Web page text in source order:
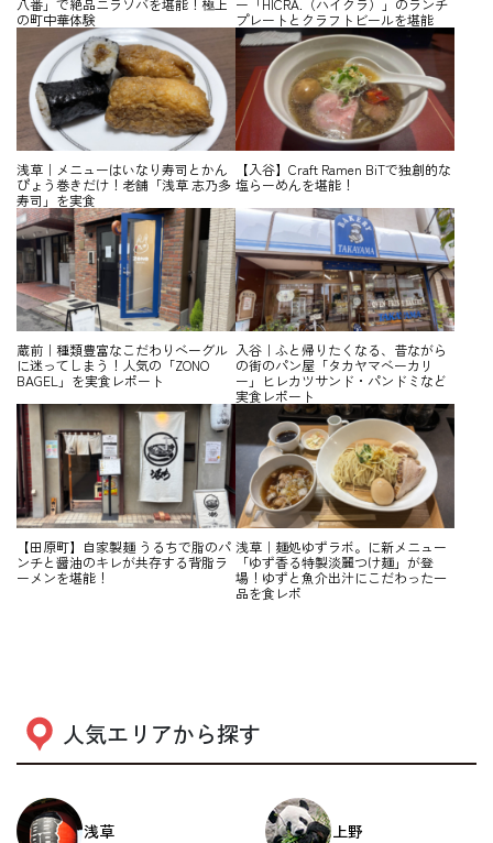
の町中華体験
プレートとクラフトビールを堪能
浅草｜メニューはいなり寿司とかん
ぴょう巻きだけ！老舗「浅草 志乃多
寿司」を実食
【入谷】Craft Ramen BiTで独創的な
塩らーめんを堪能！
蔵前｜種類豊富なこだわりベーグル
に迷ってしまう！人気の「ZONO
BAGEL」を実食レポート
入谷｜ふと帰りたくなる、昔ながら
の街のパン屋「タカヤマベーカリ
ー」ヒレカツサンド・パンドミなど
実食レポート
【田原町】自家製麺 うるちで脂のパ
ンチと醤油のキレが共存する背脂ラ
ーメンを堪能！
浅草｜麺処ゆずラボ。に新メニュー
「ゆず香る特製淡麗つけ麺」が登
場！ゆずと魚介出汁にこだわった一
品を食レポ
人気エリアから探す
浅草 上野